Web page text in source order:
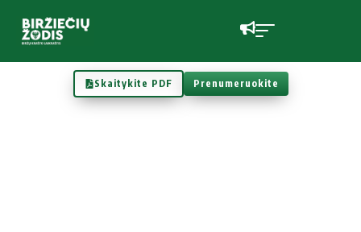
Skaitykite PDF Prenumeruokite